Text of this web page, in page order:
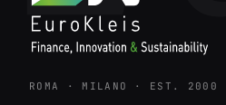
ROMA · MILANO · EST. 2000